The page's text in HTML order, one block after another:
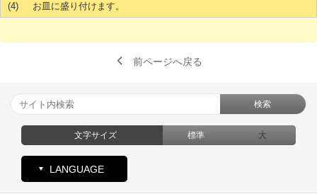
(4) お皿に盛り付けます。
前ページへ戻る
検索
文字サイズ 大
標準
LANGUAGE